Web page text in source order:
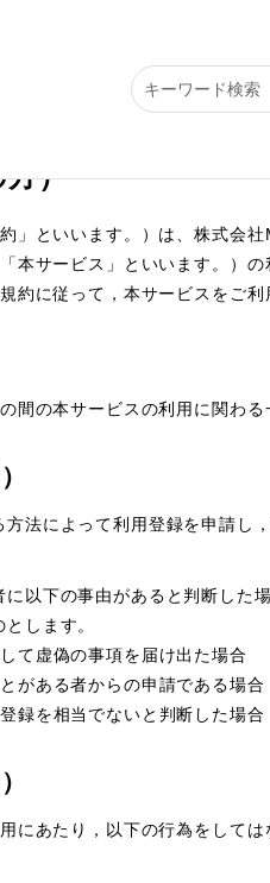
方）
」といいます。）は、株式会
本サービス」といいます。）
約に従って，本サービスをご利
間の本サービスの利用に関わる
法によって利用登録を申請し
以下の事由があると判断した
します。
て虚偽の事項を届け出た場合
がある者からの申請である場合
録を相当でないと判断した場合
にあたり，以下の行為をしては